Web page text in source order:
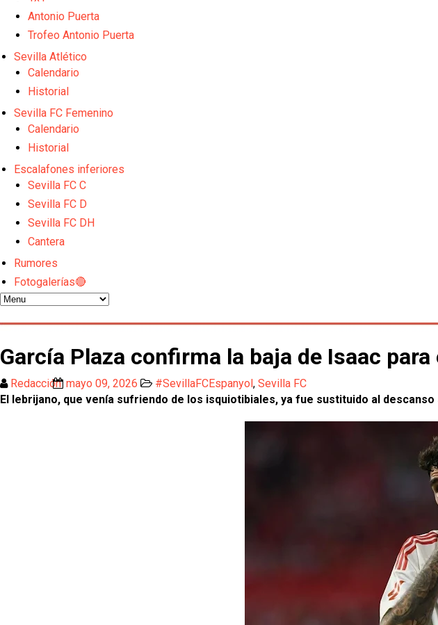
Odysseas Vlachodimos: “El objetivo es mejorar la temporada pasada”
El Sevilla FC empieza a inscribir a los nuevos fichajes
El Sevilla oficializa el traspaso de Sow
Antonio Puerta
Trofeo Antonio Puerta
Sevilla Atlético
Calendario
Historial
Sevilla FC Femenino
Calendario
Historial
Escalafones inferiores
Sevilla FC C
Sevilla FC D
Sevilla FC DH
Cantera
Rumores
Fotogalerías🔴
García Plaza confirma la baja de Isaac
Redacción mayo 09, 2026 #SevillaFCEspanyol, Sevilla FC
El lebrijano, que venía sufriendo de los isquiotibiales, ya fue sustituido al